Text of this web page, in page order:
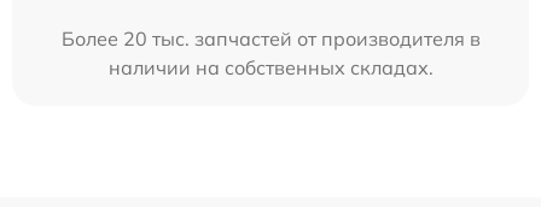
Более 20 тыс. запчастей от производителя в
наличии на собственных складах.